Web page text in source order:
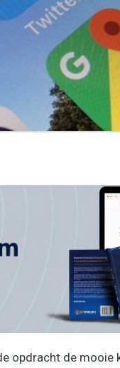
opdracht de mooie